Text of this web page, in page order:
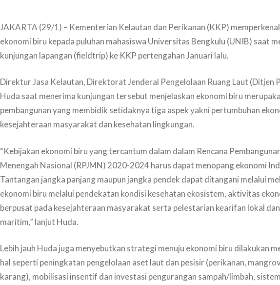
JAKARTA (29/1) – Kementerian Kelautan dan Perikanan (KKP)
ekonomi biru kepada puluhan mahasiswa Universitas Bengkulu (UNIB) saat
kunjungan lapangan (fieldtrip) ke KKP pertengahan Januari lalu.
Direktur Jasa Kelautan, Direktorat Jenderal Pengelolaan Ruang Laut (Ditjen
Huda saat menerima kunjungan tersebut menjelaskan ekonomi biru
pembangunan yang membidik setidaknya tiga aspek yakni pertumbuhan
kesejahteraan masyarakat dan kesehatan lingkungan.
“Kebijakan ekonomi biru yang tercantum dalam dalam Rencana
Menengah Nasional (RPJMN) 2020-2024 harus dapat menopang ekonomi
Tantangan jangka panjang maupun jangka pendek dapat ditangani melalui
ekonomi biru melalui pendekatan kondisi kesehatan ekosistem, aktivitas
berpusat pada kesejahteraan masyarakat serta pelestarian kearifan lokal
maritim,” lanjut Huda.
Lebih jauh Huda juga menyebutkan strategi menuju ekonomi biru dilakukan
hal seperti peningkatan pengelolaan aset laut dan pesisir (perikanan,
karang), mobilisasi insentif dan investasi pengurangan sampah/limbah,